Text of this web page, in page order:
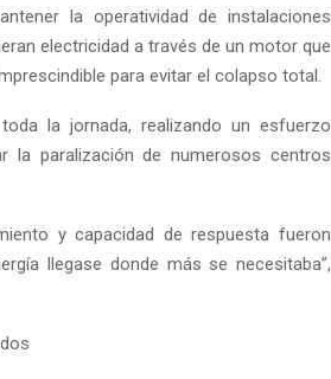
la operatividad de instalaciones
electricidad a través de un motor que
para evitar el colapso total.
la jornada, realizando un esfuerzo
la paralización de numerosos centros
y capacidad de respuesta fueron
llegase donde más se necesitaba”,